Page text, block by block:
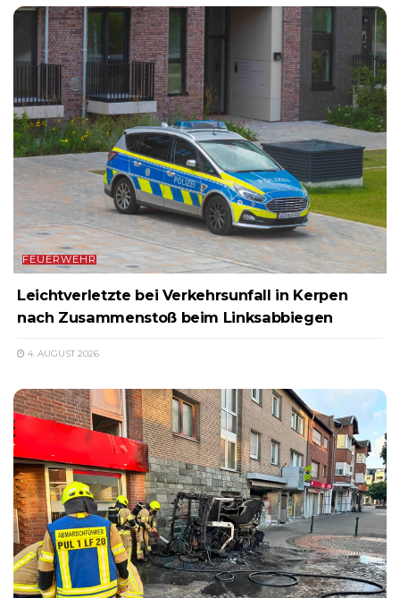
FEUERWEHR
Leichtverletzte bei Verkehrsunfall in Kerpen
nach Zusammenstoß beim Linksabbiegen
4. AUGUST 2026